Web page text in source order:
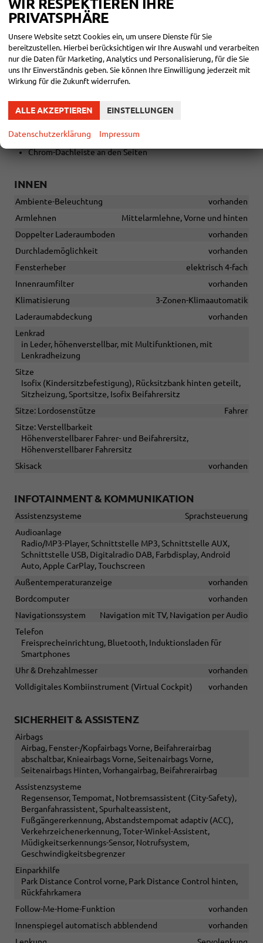
Lenkrad in Höhe und Länge verstellbar
Elektrische Fensterheber vorn und hinten
Fahrerseite
Innenspiegel automatisch abblendend
Regensensor, Coming- und Leaving-Home-Funktion
Mittelarmlehne vorn mit Ablagefach
12-V-Steckdose im Gepäckraum
Gepäckraumabdeckung und -beleuchtung
Schwarzer Dachgepäckträger
Chrom-Dachleiste an den Seiten
INNEN
Ambiente-Beleuchtung
vorhanden
Armlehnen
Mittelarmlehne, Vorne und hinten
Doppelter Laderaumboden
vorhanden
Durchlademöglichkeit
vorhanden
Fensterheber
elektrisch 4-fach
Innenraumfilter
vorhanden
Klimatisierung
3-Zonen-Klimaautomatik
Laderaumabdeckung
vorhanden
Lenkrad
in Leder, höhenverstellbar, mit Multifunktionen, mit
Lenkradheizung
Sitze
Isofix (Kindersitzbefestigung), Rücksitzbank hinten geteilt,
Sitzheizung, Sportsitze, Isofix Beifahrersitz
Sitze: Lordosenstütze
Fahrer
Sitze: Verstellbarkeit
Höhenverstellbarer Fahrer- und Beifahrersitz,
Höhenverstellbarer Fahrersitz
Skisack
vorhanden
INFOTAINMENT & KOMMUNIKATION
Assistenzsysteme
Sprachsteuerung
Audioanlage
Radio/MP3-Player, Schnittstelle MP3, Schnittstelle AUX,
Schnittstelle USB, Digitalradio DAB, Farbdisplay, Android
Auto, Apple CarPlay, Touchscreen
Außentemperaturanzeige
vorhanden
Bordcomputer
vorhanden
Navigationssystem
Navigation mit TV, Navigation per Audio
Telefon
Freisprecheinrichtung, Bluetooth, Induktionsladen für
Smartphones
Uhr & Drehzahlmesser
vorhanden
Volldigitales Kombiinstrument (Virtual Cockpit)
vorhanden
SICHERHEIT & ASSISTENZ
Airbags
Airbag, Fenster-/Kopfairbags Vorne, Beifahrerairbag
abschaltbar, Knieairbags Vorne, Seitenairbags Vorne,
Seitenairbags Hinten, Vorhangairbag, Beifahrerairbag
Assistenzsysteme
Regensensor, Tempomat, Notbremsassistent (City-Safety),
Berganfahrassistent, Spurhalteassistent,
Fußgängererkennung, Abstandstempomat adaptiv (ACC),
Verkehrzeichenerkennung, Toter-Winkel-Assistent,
Müdigkeitserkennungs-Sensor, Notrufsystem,
Geschwindigkeitsbegrenzer
Einparkhilfe
Park Distance Control vorne, Park Distance Control hinten,
Rückfahrkamera
Follow-Me-Home-Funktion
vorhanden
Innenspiegel automatisch abblendend
vorhanden
WIR RESPEKTIEREN IHRE
PRIVATSPHÄRE
Unsere Website setzt Cookies ein, um unsere Dienste für Sie
bereitzustellen. Hierbei berücksichtigen wir Ihre Auswahl und verarbeiten
nur die Daten für Marketing, Analytics und Personalisierung, für die Sie
uns Ihr Einverständnis geben. Sie können Ihre Einwilligung jederzeit mit
Wirkung für die Zukunft widerrufen.
ALLE AKZEPTIEREN EINSTELLUNGEN
Datenschutzerklärung Impressum